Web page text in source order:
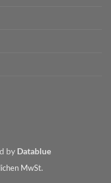
by Datablue
MwSt.